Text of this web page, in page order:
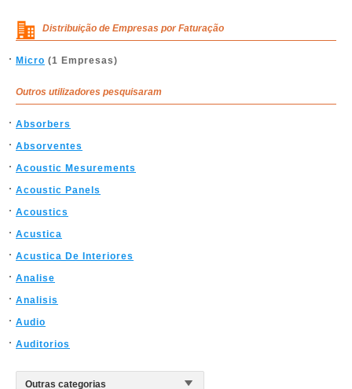
Distribuição de Empresas por Faturação
Micro (1 Empresas)
Outros utilizadores pesquisaram
Absorbers
Absorventes
Acoustic Mesurements
Acoustic Panels
Acoustics
Acustica
Acustica De Interiores
Analise
Analisis
Audio
Auditorios